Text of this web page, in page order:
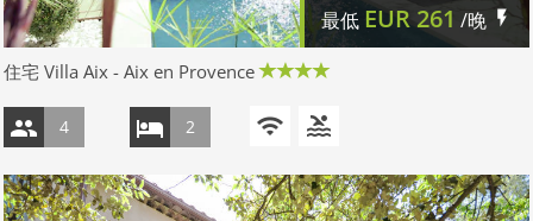
最低 EUR 261 /晚
住宅 Villa Aix - Aix en Provence
4 2